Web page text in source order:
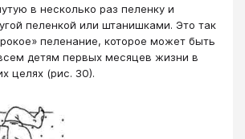
в несколько раз пеленку и
пеленкой или штанишками. Это так
пеленание, которое может быть
детям первых месяцев жизни в
целях (рис. 30).